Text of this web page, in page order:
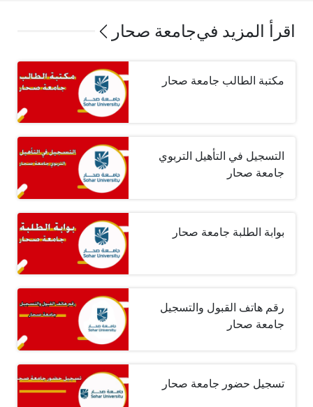
اقرأ المزيد فيجامعة صحار
مكتبة الطالب جامعة صحار
التسجيل في التأهيل التربوي
جامعة صحار
بوابة الطلبة جامعة صحار
رقم هاتف القبول والتسجيل
جامعة صحار
تسجيل حضور جامعة صحار